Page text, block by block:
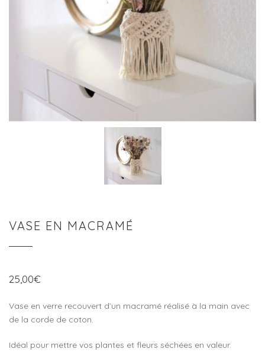
VASE EN MACRAMÉ
25,00€
Vase en verre recouvert d’un macramé réalisé à la main avec
de la corde de coton.
Idéal pour mettre vos plantes et fleurs séchées en valeur.